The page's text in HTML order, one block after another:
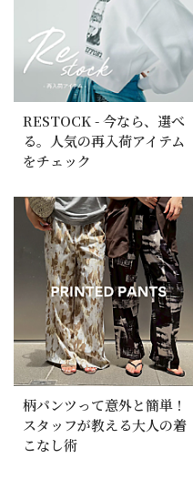
RESTOCK - 今なら、選べ
る。人気の再入荷アイテム
をチェック
柄パンツって意外と簡単！
スタッフが教える大人の着
こなし術